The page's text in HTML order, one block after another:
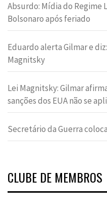
Absurdo: Mídia do Regime
Bolsonaro após feriado
Eduardo alerta Gilmar e
Magnitsky
Lei Magnitsky: Gilmar
sanções dos EUA não se
Secretário da Guerra
CLUBE DE MEMBROS